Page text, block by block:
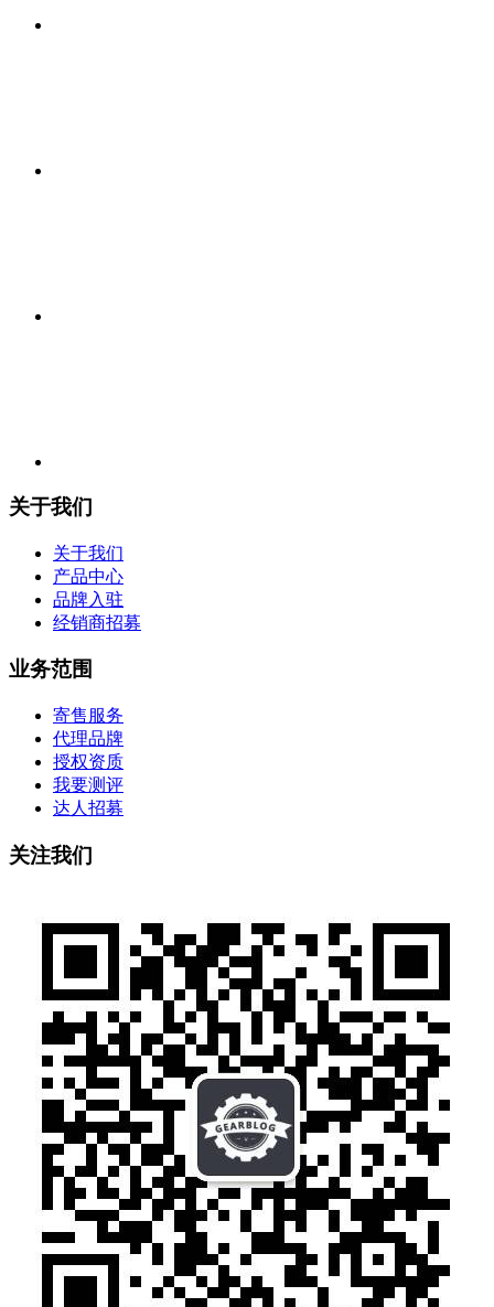
关于我们
关于我们
产品中心
品牌入驻
经销商招募
业务范围
寄售服务
代理品牌
授权资质
我要测评
达人招募
关注我们